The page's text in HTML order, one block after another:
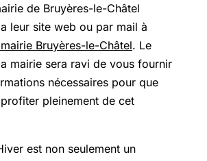
de Bruyères-le-Châtel
leur site web ou par mail à
Bruyères-le-Châtel. Le
mairie sera ravi de vous fournir
nécessaires pour que
pleinement de cet
est non seulement un